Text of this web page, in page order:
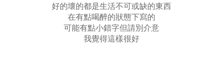
好的壞的都是生活不可或缺的東西
在有點喝醉的狀態下寫的
可能有點小錯字但請別介意
我覺得這樣很好